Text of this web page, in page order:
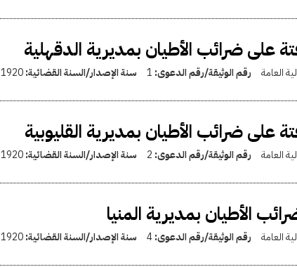
على ضرائب الأطيان بمديرية الدقهلية
العامة رقم الوثيقة/رقم الدعوى: 1 سنة الإصدار/السنة القضائية:1920
على ضرائب الأطيان بمديرية القليوبية
العامة رقم الوثيقة/رقم الدعوى: 2 سنة الإصدار/السنة القضائية:1920
الأطيان بمديرية المنيا
العامة رقم الوثيقة/رقم الدعوى:4 سنة الإصدار/السنة القضائية:1920